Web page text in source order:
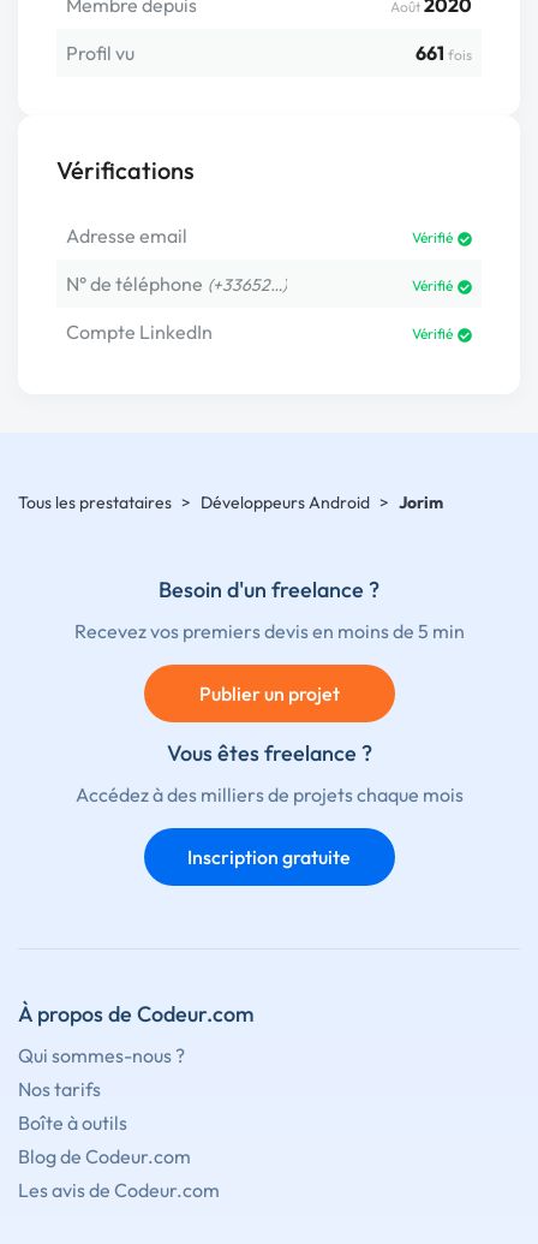
Membre depuis Août 2020
Profil vu
661 fois
Vérifications
Adresse email Vérifié
N° de téléphone (+33652…) Vérifié
Compte LinkedIn Vérifié
Tous les prestataires > Développeurs Android > Jorim
Besoin d'un freelance ?
Recevez vos premiers devis en moins de 5 min
Publier un projet
Vous êtes freelance ?
Accédez à des milliers de projets chaque mois
Inscription gratuite
À propos de Codeur.com
Qui sommes-nous ?
Nos tarifs
Boîte à outils
Blog de Codeur.com
Les avis de Codeur.com